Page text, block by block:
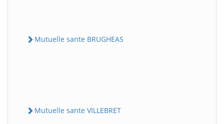
Mutuelle sante BRUGHEAS
Mutuelle sante VILLEBRET